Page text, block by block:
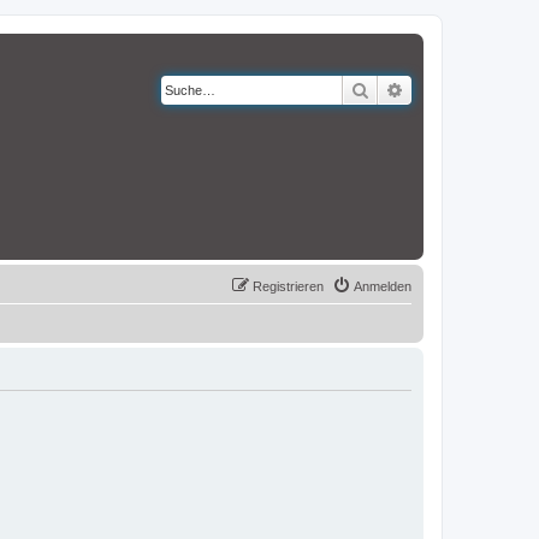
Suche
Anmelden
Registrieren